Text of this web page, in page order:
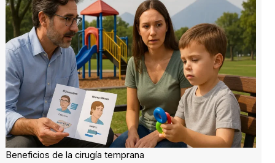
Beneficios de la cirugía temprana